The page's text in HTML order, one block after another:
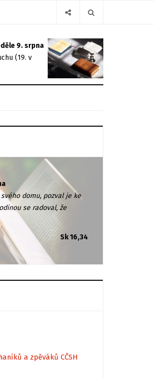
9. srpna
(19. v
domu, pozval je ke
se radoval, že
Sk 16,34
a zpěváků CČSH